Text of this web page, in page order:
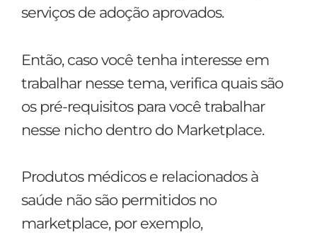
serviços de adoção aprovados.
Então, caso você tenha interesse em
trabalhar nesse tema, verifica quais são
os pré-requisitos para você trabalhar
nesse nicho dentro do Marketplace.
Produtos médicos e relacionados à
saúde não são permitidos no
marketplace, por exemplo,